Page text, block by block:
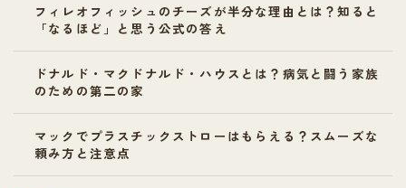
フィレオフィッシュのチーズが半分な理由とは？知ると
「なるほど」と思う公式の答え
ドナルド・マクドナルド・ハウスとは？病気と闘う家族
のための第二の家
マックでプラスチックストローはもらえる？スムーズな
頼み方と注意点